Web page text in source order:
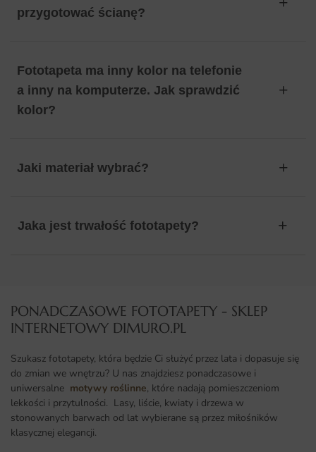
przygotować ścianę?
Fototapeta ma inny kolor na telefonie
a inny na komputerze. Jak sprawdzić
kolor?
Jaki materiał wybrać?
Jaka jest trwałość fototapety?
PONADCZASOWE FOTOTAPETY - SKLEP
INTERNETOWY DIMURO.PL​
Szukasz fototapety, która będzie Ci służyć przez lata i dopasuje się
do zmian we wnętrzu? U nas znajdziesz ponadczasowe i
uniwersalne motywy roślinne, które nadają pomieszczeniom
lekkości i przytulności. Lasy, liście, kwiaty i drzewa w
stonowanych barwach od lat wybierane są przez miłośników
klasycznej elegancji.